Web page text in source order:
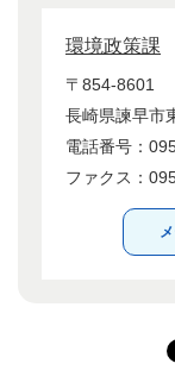
環境政策課
〒854-8601
長崎県諫早市
電話番号：
ファクス：